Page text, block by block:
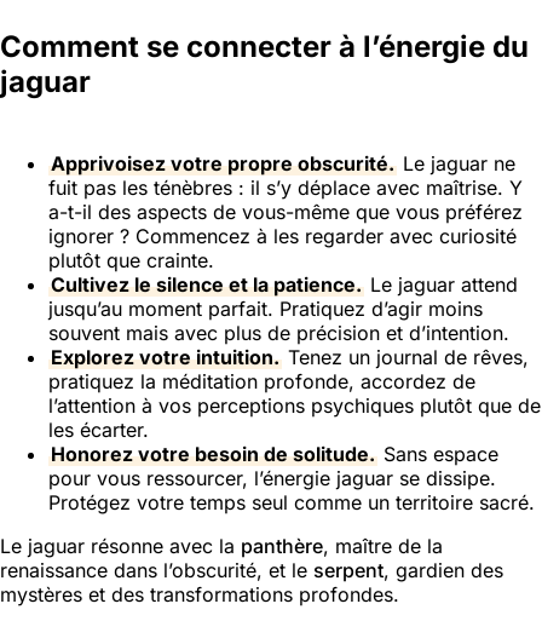
Comment se connecter à l’énergie du
jaguar
Apprivoisez votre propre obscurité. Le jaguar ne
fuit pas les ténèbres : il s’y déplace avec maîtrise. Y
a-t-il des aspects de vous-même que vous préférez
ignorer ? Commencez à les regarder avec curiosité
plutôt que crainte.
Cultivez le silence et la patience. Le jaguar attend
jusqu’au moment parfait. Pratiquez d’agir moins
souvent mais avec plus de précision et d’intention.
Explorez votre intuition. Tenez un journal de rêves,
pratiquez la méditation profonde, accordez de
l’attention à vos perceptions psychiques plutôt que de
les écarter.
Honorez votre besoin de solitude. Sans espace
pour vous ressourcer, l’énergie jaguar se dissipe.
Protégez votre temps seul comme un territoire sacré.
Le jaguar résonne avec la panthère, maître de la
renaissance dans l’obscurité, et le serpent, gardien des
mystères et des transformations profondes.